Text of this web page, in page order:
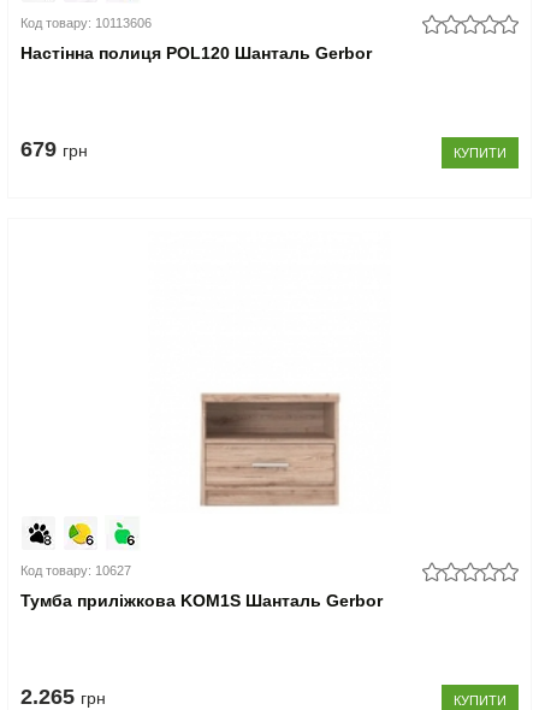
Код товару: 10113606
Настінна полиця POL120 Шанталь Gerbor
679 грн КУПИТИ
Код товару: 10627
Тумба приліжкова KOM1S Шанталь Gerbor
2.265 грн КУПИТИ